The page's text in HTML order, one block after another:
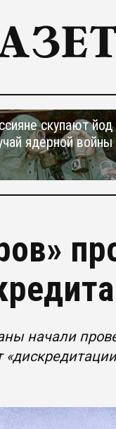
скупают йод
ядерной войны
начали